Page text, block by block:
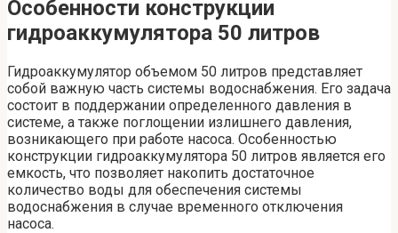
Особенности конструкции
гидроаккумулятора 50 литров
Гидроаккумулятор объемом 50 литров представляет
собой важную часть системы водоснабжения. Его задача
состоит в поддержании определенного давления в
системе, а также поглощении излишнего давления,
возникающего при работе насоса. Особенностью
конструкции гидроаккумулятора 50 литров является его
емкость, что позволяет накопить достаточное
количество воды для обеспечения системы
водоснабжения в случае временного отключения
насоса.